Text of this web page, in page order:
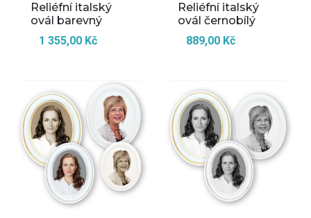
Reliéfní italský
ovál barevný
1 355,00 Kč
Reliéfní italský
ovál černobílý
889,00 Kč